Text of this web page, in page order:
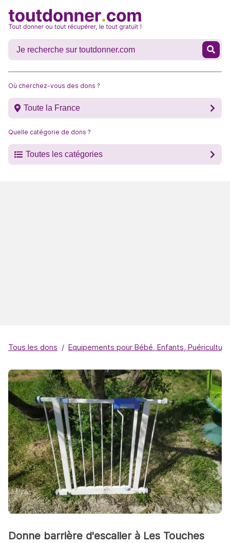
Où cherchez-vous des dons ?
Toute la France
Quelle catégorie de dons ?
Toutes les catégories
Tous les dons Equipements pour Bébé, Enfants, Puériculture
Donne barrière d'escalier à Les Touches